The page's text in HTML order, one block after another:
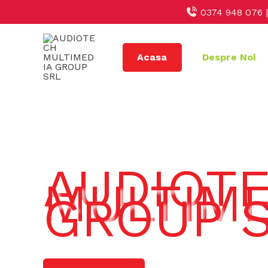
to
0374 948 076 |
Acasa Despre Noi
GROUP